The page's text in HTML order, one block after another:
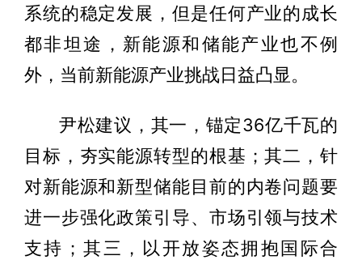
系统的稳定发展，但是任何产业的成长
都非坦途，新能源和储能产业也不例
外，当前新能源产业挑战日益凸显。
尹松建议，其一，锚定36亿千瓦的
目标，夯实能源转型的根基；其二，针
对新能源和新型储能目前的内卷问题要
进一步强化政策引导、市场引领与技术
支持；其三，以开放姿态拥抱国际合